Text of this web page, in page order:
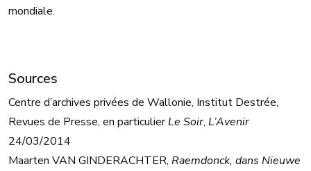
mondiale.
Sources
Centre d’archives privées de Wallonie, Institut Destrée,
Revues de Presse, en particulierLe Soir, L’Avenir
24/03/2014
Maarten VAN GINDERACHTER, Raemdonck, dans Nieuwe